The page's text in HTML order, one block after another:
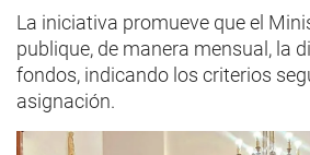
La iniciativa promueve que el
publique, de manera mensual, la
fondos, indicando los criterios
asignación.